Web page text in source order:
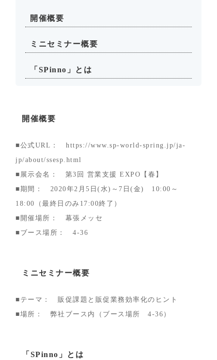
開催概要
ミニセミナー概要
「SPinno」とは
開催概要
■公式URL： https://www.sp-world-spring.jp/ja-
jp/about/ssesp.html
■展示会名： 第3回 営業支援 EXPO【春】
■期間： 2020年2月5日(水)～7日(金) 10:00～
18:00（最終日のみ17:00終了）
■開催場所： 幕張メッセ
■ブース場所： 4-36
ミニセミナー概要
■テーマ： 販促課題と販促業務効率化のヒント
■場所： 弊社ブース内（ブース場所 4-36）
「SPinno」とは